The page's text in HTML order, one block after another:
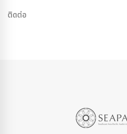
ติดต่อ